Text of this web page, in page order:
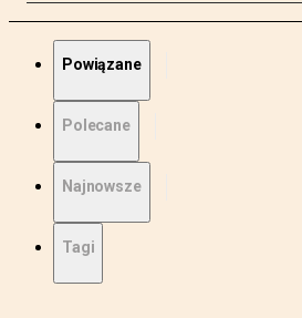
Powiązane
Polecane
Najnowsze
Tagi